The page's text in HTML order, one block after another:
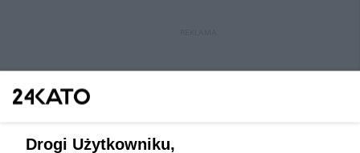
Drogi Użytkowniku,